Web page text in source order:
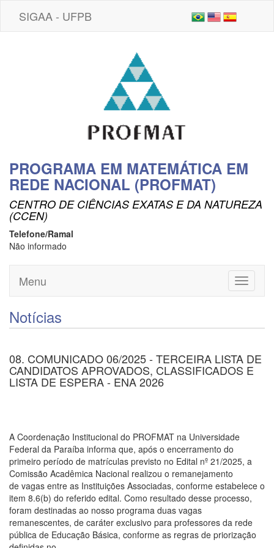
SIGAA - UFPB
PROGRAMA EM MATEMÁTICA EM
REDE NACIONAL (PROFMAT)
CENTRO DE CIÊNCIAS EXATAS E DA NATUREZA
(CCEN)
Telefone/Ramal
Não informado
Toggle
Menu
Notícias
08. COMUNICADO 06/2025 - TERCEIRA LISTA DE
CANDIDATOS APROVADOS, CLASSIFICADOS E
LISTA DE ESPERA - ENA 2026
A Coordenação Institucional do PROFMAT na Universidade
Federal da Paraíba informa que, após o encerramento do
primeiro período de matrículas previsto no Edital nº 21/2025, a
Comissão Acadêmica Nacional realizou o remanejamento
de vagas entre as Instituições Associadas, conforme estabelece o
item 8.6(b) do referido edital. Como resultado desse processo,
foram destinadas ao nosso programa duas vagas
remanescentes, de caráter exclusivo para professores da rede
pública de Educação Básica, conforme as regras de priorização